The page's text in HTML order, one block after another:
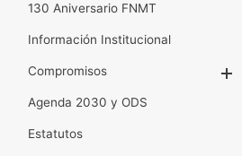
130 Aniversario FNMT
Información Institucional
Compromisos
Agenda 2030 y ODS
Estatutos